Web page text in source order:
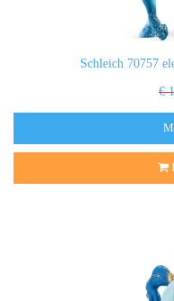
Schleich 70757
€